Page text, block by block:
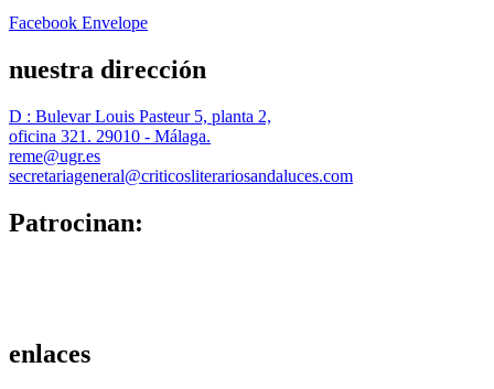
Facebook Envelope
nuestra dirección
D : Bulevar Louis Pasteur 5, planta 2,
oficina 321. 29010 - Málaga.
reme@ugr.es
secretariageneral@criticosliterariosandaluces.com
Patrocinan:
enlaces